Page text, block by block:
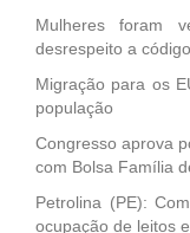
Mulheres foram
desrespeito a
Migração para os
população
Congresso aprova
com Bolsa Família
Petrolina (PE):
ocupação de leitos